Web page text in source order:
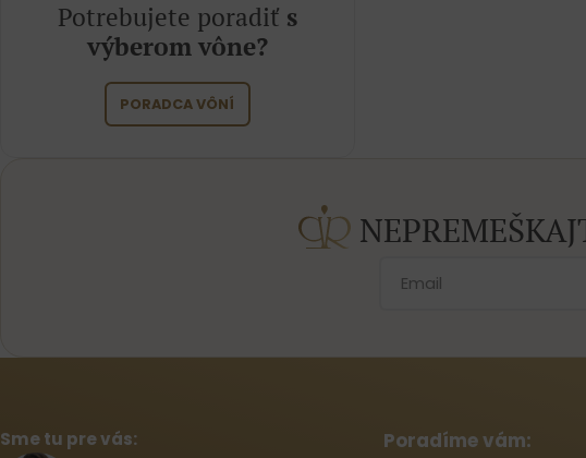
Potrebujete poradiť s
výberom vône?
PORADCA VÔNÍ
Sme tu pre vás:
Poradíme vám: